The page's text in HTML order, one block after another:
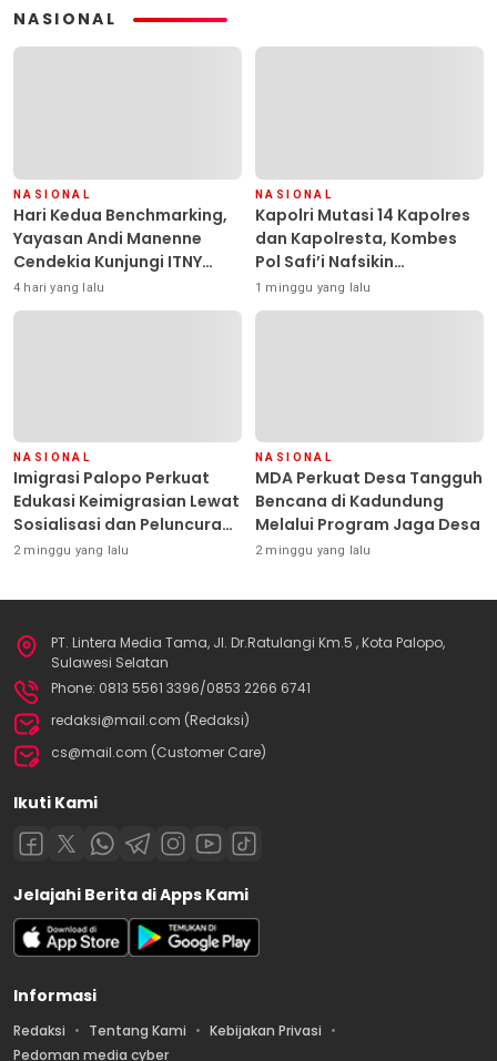
NASIONAL
NASIONAL
Hari Kedua Benchmarking,
Yayasan Andi Manenne
Cendekia Kunjungi ITNY
Yogyakarta
4 hari yang lalu
NASIONAL
Kapolri Mutasi 14 Kapolres
dan Kapolresta, Kombes
Pol Safi’i Nafsikin
Mengemban Amanah
Pimpin Polresta Kendari
1 minggu yang lalu
NASIONAL
Imigrasi Palopo Perkuat
Edukasi Keimigrasian Lewat
Sosialisasi dan Peluncuran
Inovasi Chatbot “IT CHIKA”
2 minggu yang lalu
NASIONAL
MDA Perkuat Desa Tangguh
Bencana di Kadundung
Melalui Program Jaga Desa
2 minggu yang lalu
PT. Lintera Media Tama, Jl. Dr.Ratulangi Km.5 , Kota Palopo,
Sulawesi Selatan
Phone: 0813 5561 3396/0853 2266 6741
redaksi@mail.com (Redaksi)
cs@mail.com (Customer Care)
Ikuti Kami
Jelajahi Berita di Apps Kami
Informasi
Redaksi Tentang Kami
Kebijakan Privasi
Pedoman media cyber